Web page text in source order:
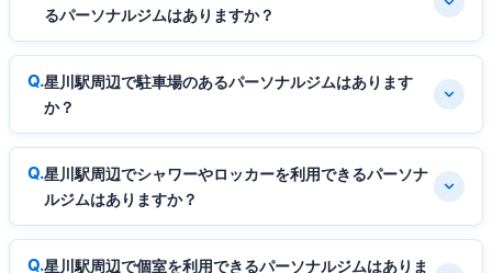
るパーソナルジムはありますか？
星川駅周辺で駐車場のあるパーソナルジムはあります
か？
星川駅周辺でシャワーやロッカーを利用できるパーソナ
ルジムはありますか？
星川駅周辺で個室を利用できるパーソナルジムはありま